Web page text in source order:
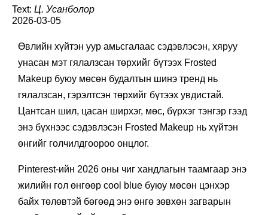
Text: Ц. Усанболор
2026-03-05
Өвлийн хүйтэн уур амьсгалаас сэдэвлэсэн, хяруу
унасан мэт гялалзсан төрхийг бүтээх Frosted
Makeup буюу мөсөн будалтын шинэ тренд нь
гялалзсан, гэрэлтсэн төрхийг бүтээх увдистай.
Цантсан шил, цасан ширхэг, мөс, бүрхэг тэнгэр гээд
энэ бүхнээс сэдэвлэсэн Frosted Makeup нь хүйтэн
өнгийг голчилдгоороо онцлог.
Pinterest-ийн 2026 оны чиг хандлагын таамгаар энэ
жилийн гол өнгөөр cool blue буюу мөсөн цэнхэр
байх төлөвтэй бөгөөд энэ өнгө зөвхөн загварын